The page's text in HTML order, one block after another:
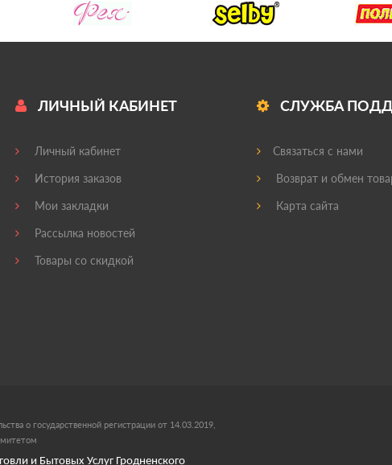
ЛИЧНЫЙ КАБИНЕТ
Личный кабинет
История заказов
Мои закладки
Рассылка новостей
Товары со скидкой
СЛУЖБА
Связаться с нами
Возврат и обмен
Карта сайта
о государственной регистрации от 14.03.2019,
и Бытовых Услуг Гродненского